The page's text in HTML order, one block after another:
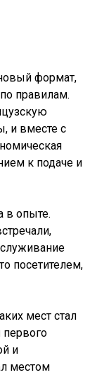
формат,
правилам.
и вместе с
к подаче и
в опыте.
посетителем,
мест стал
первого
и
местом